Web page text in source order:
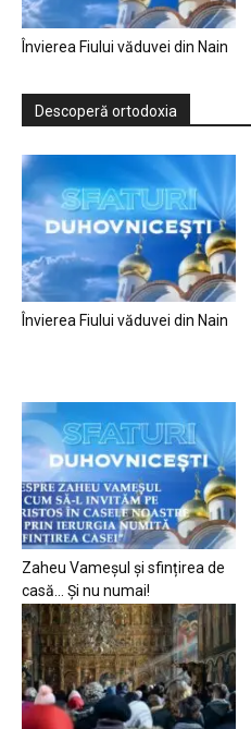
Învierea Fiului văduvei din Nain
Descoperă ortodoxia
Învierea Fiului văduvei din Nain
Zaheu Vameșul și sfințirea de
casă… Și nu numai!